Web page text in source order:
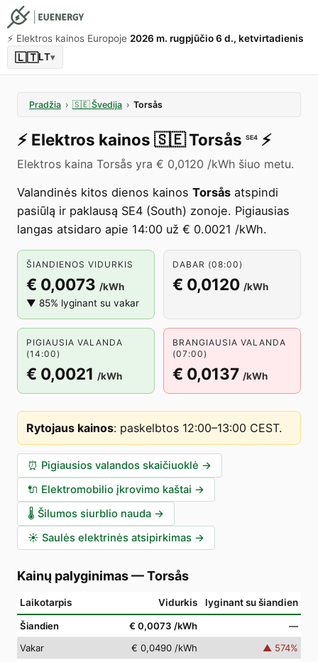
⚡️ Elektros kainos Europoje 2026 m. rugpjūčio 6 d., ketvirtadienis
🇱🇹LT▾
Pradžia › 🇸🇪 Švedija › Torsås
⚡️ Elektros kainos 🇸🇪Torsås SE4 ⚡️
Elektros kaina Torsås yra € 0,0120 /kWh šiuo metu.
Valandinės kitos dienos kainos Torsås atspindi
pasiūlą ir paklausą SE4 (South) zonoje. Pigiausias
langas atsidaro apie 14:00 už € 0.0021 /kWh.
ŠIANDIENOS VIDURKIS
€ 0,0073 /kWh
▼ 85% lyginant su vakar
DABAR (08:00)
€ 0,0120 /kWh
PIGIAUSIA VALANDA
(14:00)
€ 0,0021 /kWh
BRANGIAUSIA VALANDA
(07:00)
€ 0,0137 /kWh
Rytojaus kainos: paskelbtos 12:00–13:00 CEST.
⏰ Pigiausios valandos skaičiuoklė →
🔌 Elektromobilio įkrovimo kaštai →
🌡️ Šilumos siurblio nauda →
☀️ Saulės elektrinės atsipirkimas →
Kainų palyginimas—Torsås
Laikotarpis Vidurkis lyginant su šiandien
Šiandien € 0,0073 /kWh
—
Vakar
€ 0,0490 /kWh ▲ 574%